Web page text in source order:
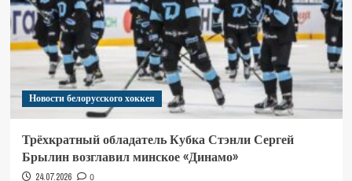
Новости белорусского хоккея
Трёхкратный обладатель Кубка Стэнли Сергей
Брылин возглавил минское «Динамо»
24.07.2026 0